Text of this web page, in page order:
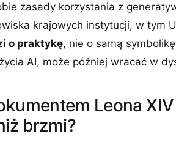
zasady korzystania z
krajowych instytucji, w tym
o praktykę, nie o samą
AI, może później wracać w
Leona
brzmi?